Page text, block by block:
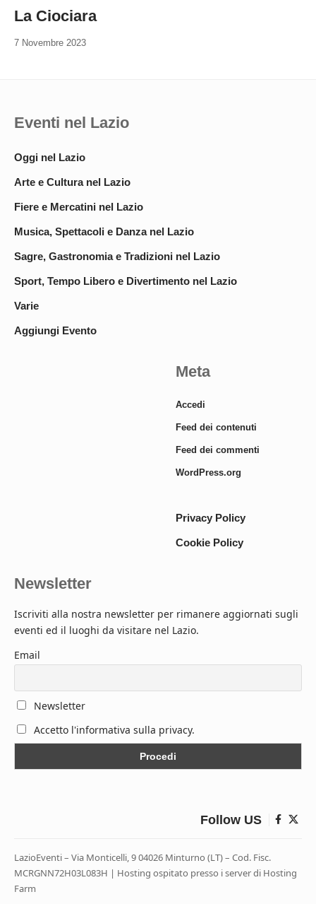
La Ciociara
7 Novembre 2023
Eventi nel Lazio
Oggi nel Lazio
Arte e Cultura nel Lazio
Fiere e Mercatini nel Lazio
Musica, Spettacoli e Danza nel Lazio
Sagre, Gastronomia e Tradizioni nel Lazio
Sport, Tempo Libero e Divertimento nel Lazio
Varie
Aggiungi Evento
Meta
Accedi
Feed dei contenuti
Feed dei commenti
WordPress.org
Privacy Policy
Cookie Policy
Newsletter
Iscriviti alla nostra newsletter per rimanere aggiornati sugli
eventi ed il luoghi da visitare nel Lazio.
Email
Newsletter
Accetto l'informativa sulla privacy.
Follow US
LazioEventi – Via Monticelli, 9 04026 Minturno (LT) – Cod. Fisc.
MCRGNN72H03L083H | Hosting ospitato presso i server di Hosting
Farm